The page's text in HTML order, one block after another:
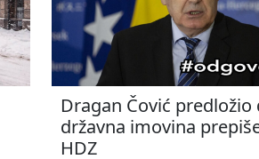
Dragan Čović predložio
državna imovina
HDZ